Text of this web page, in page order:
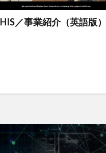
HIS／事業紹介（英語版）